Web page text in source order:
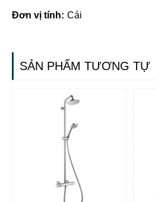
Đơn vị tính: Cái
SẢN PHẨM TƯƠNG TỰ